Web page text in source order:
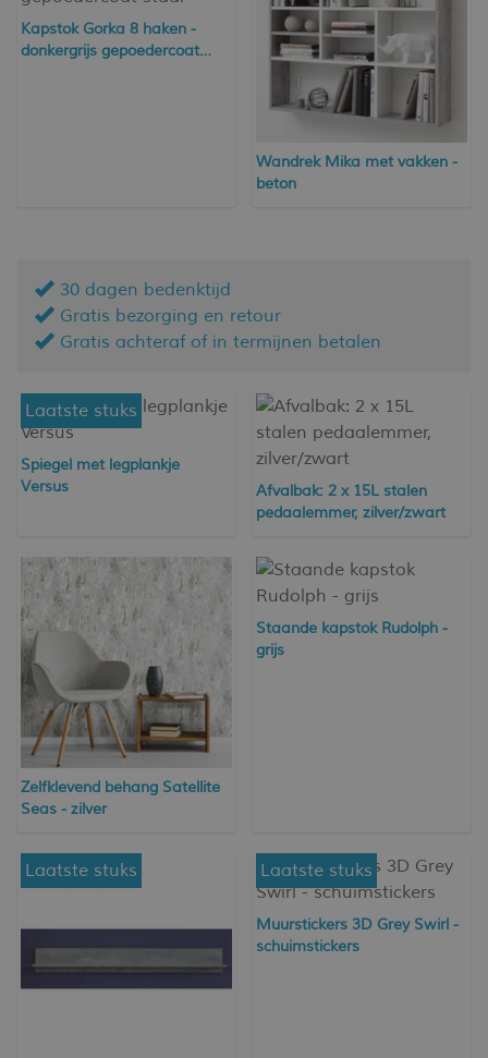
Kapstok Gorka 8 haken -
donkergrijs gepoedercoat
Wandrek Mika met vakken -
beton
30 dagen bedenktijd
Gratis bezorging en retour
Gratis achteraf of in termijnen betalen
Laatste stuks
Spiegel met legplankje
Versus
Afvalbak: 2 x 15L stalen
pedaalemmer, zilver/zwart
Zelfklevend behang Satellite
Seas - zilver
Staande kapstok Rudolph -
grijs
Laatste stuks Laatste stuks
Muurstickers 3D Grey Swirl -
schuimstickers